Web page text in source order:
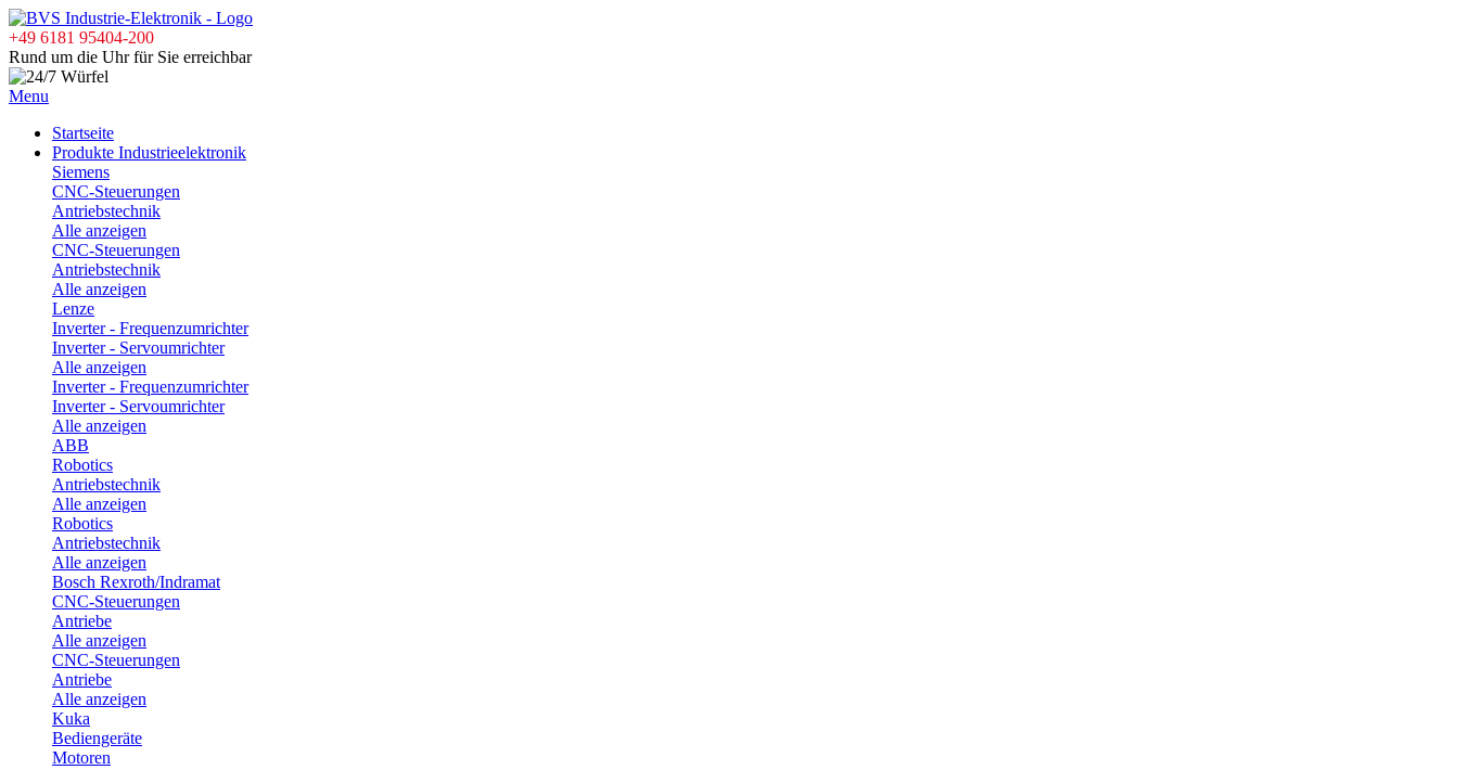
+49 6181 95404-200
Rund um die Uhr für Sie erreichbar
Menu
Startseite
Produkte Industrieelektronik
Siemens
CNC-Steuerungen
Antriebstechnik
Alle anzeigen
CNC-Steuerungen
Antriebstechnik
Alle anzeigen
Lenze
Inverter - Frequenzumrichter
Inverter - Servoumrichter
Alle anzeigen
Inverter - Frequenzumrichter
Inverter - Servoumrichter
Alle anzeigen
ABB
Robotics
Antriebstechnik
Alle anzeigen
Robotics
Antriebstechnik
Alle anzeigen
Bosch Rexroth/Indramat
CNC-Steuerungen
Antriebe
Alle anzeigen
CNC-Steuerungen
Antriebe
Alle anzeigen
Kuka
Bediengeräte
Motoren